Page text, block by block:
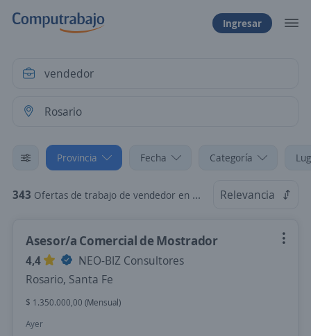
Ingresar
Provincia Fecha Categoría
343 Ofertas de trabajo de vendedor en Rosario, Santa Fe Relevancia
Asesor/a Comercial de Mostrador
4,4
NEO-BIZ Consultores
Rosario, Santa Fe
$ 1.350.000,00 (Mensual)
Ayer